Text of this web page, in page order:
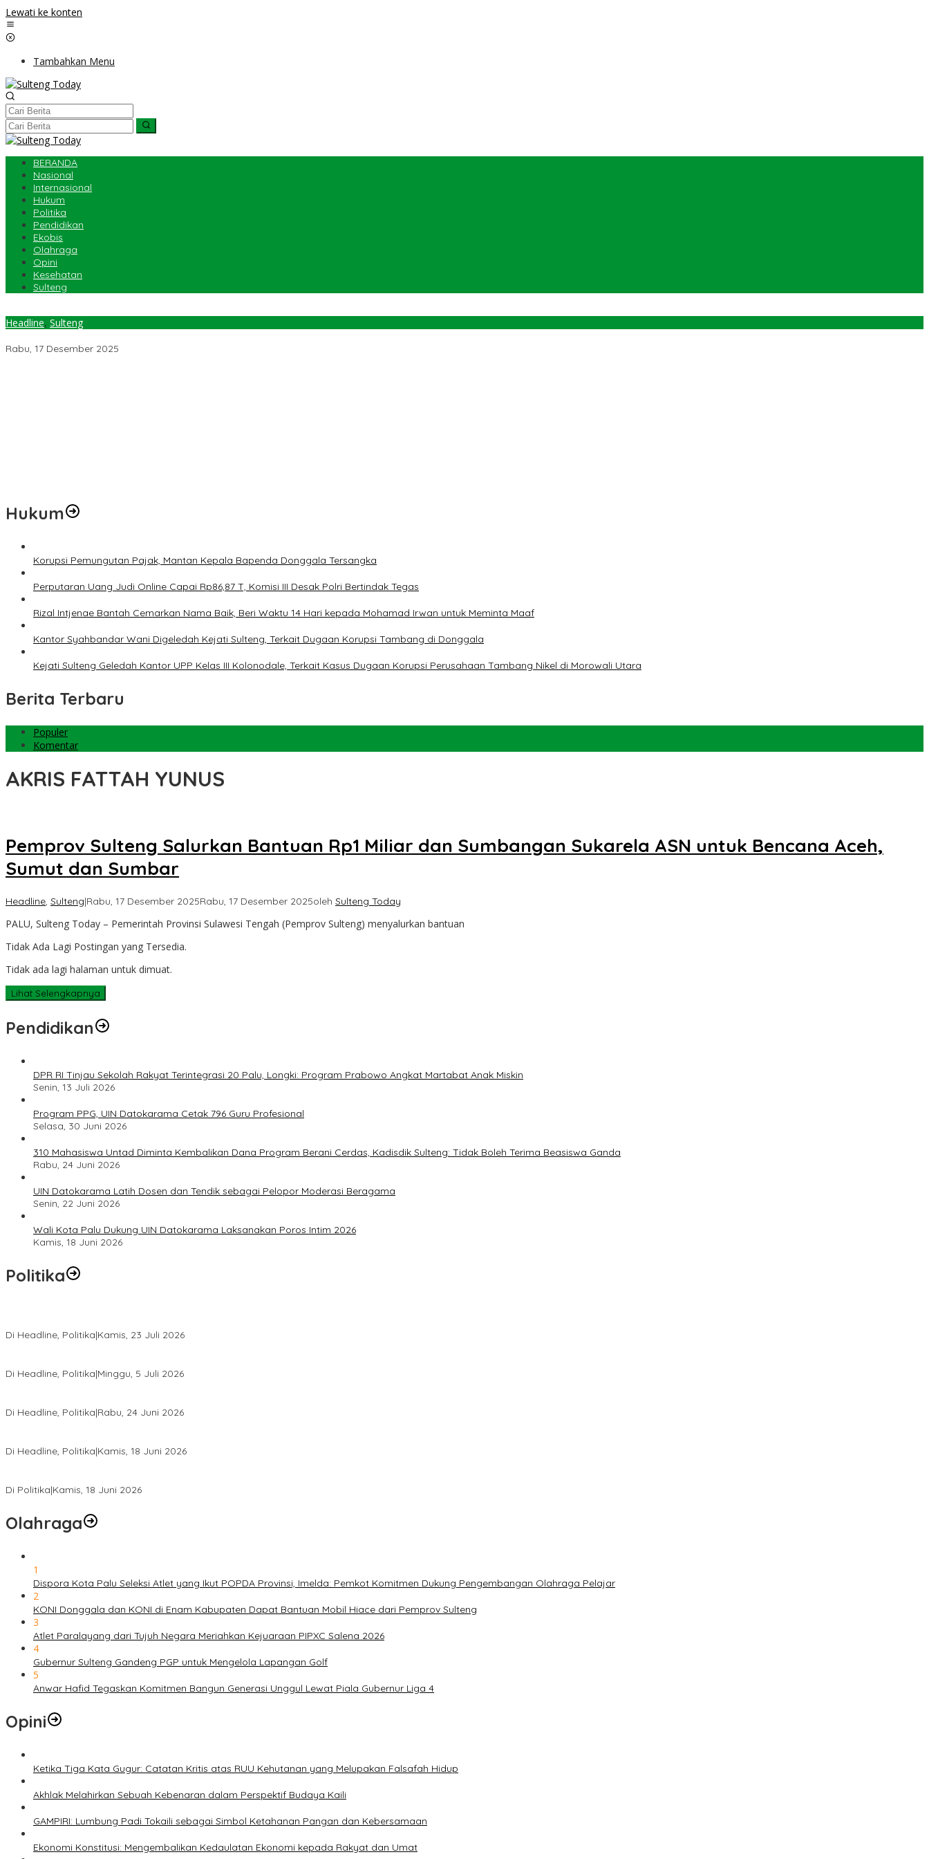
Lewati ke konten
Tambahkan Menu
BERANDA
Nasional
Internasional
Hukum
Politika
Pendidikan
Ekobis
Olahraga
Opini
Kesehatan
Sulteng
Headline, Sulteng
Rabu, 17 Desember 2025
Hukum
Korupsi Pemungutan Pajak, Mantan Kepala Bapenda Donggala Tersangka
Perputaran Uang Judi Online Capai Rp86,87 T, Komisi III Desak Polri Bertindak Tegas
Rizal Intjenae Bantah Cemarkan Nama Baik, Beri Waktu 14 Hari kepada Mohamad Irwan untuk Meminta Maaf
Kantor Syahbandar Wani Digeledah Kejati Sulteng, Terkait Dugaan Korupsi Tambang di Donggala
Kejati Sulteng Geledah Kantor UPP Kelas III Kolonodale, Terkait Kasus Dugaan Korupsi Perusahaan Tambang Nikel di Morowali Utara
Berita Terbaru
Populer
Komentar
AKRIS FATTAH YUNUS
Pemprov Sulteng Salurkan Bantuan Rp1 Miliar dan Sumbangan Sukarela ASN untuk Bencana Aceh,
Sumut dan Sumbar
Headline, Sulteng|Rabu, 17 Desember 2025Rabu, 17 Desember 2025oleh Sulteng Today
PALU, Sulteng Today – Pemerintah Provinsi Sulawesi Tengah (Pemprov Sulteng) menyalurkan bantuan
Tidak Ada Lagi Postingan yang Tersedia.
Tidak ada lagi halaman untuk dimuat.
Lihat Selengkapnya
Pendidikan
DPR RI Tinjau Sekolah Rakyat Terintegrasi 20 Palu, Longki: Program Prabowo Angkat Martabat Anak Miskin
Senin, 13 Juli 2026
Program PPG, UIN Datokarama Cetak 796 Guru Profesional
Selasa, 30 Juni 2026
310 Mahasiswa Untad Diminta Kembalikan Dana Program Berani Cerdas, Kadisdik Sulteng: Tidak Boleh Terima Beasiswa Ganda
Rabu, 24 Juni 2026
UIN Datokarama Latih Dosen dan Tendik sebagai Pelopor Moderasi Beragama
Senin, 22 Juni 2026
Wali Kota Palu Dukung UIN Datokarama Laksanakan Poros Intim 2026
Kamis, 18 Juni 2026
Politika
Di Headline, Politika|Kamis, 23 Juli 2026
Di Headline, Politika|Minggu, 5 Juli 2026
Di Headline, Politika|Rabu, 24 Juni 2026
Di Headline, Politika|Kamis, 18 Juni 2026
Di Politika|Kamis, 18 Juni 2026
Olahraga
1
Dispora Kota Palu Seleksi Atlet yang Ikut POPDA Provinsi, Imelda: Pemkot Komitmen Dukung Pengembangan Olahraga Pelajar
2
KONI Donggala dan KONI di Enam Kabupaten Dapat Bantuan Mobil Hiace dari Pemprov Sulteng
3
Atlet Paralayang dari Tujuh Negara Meriahkan Kejuaraan PIPXC Salena 2026
4
Gubernur Sulteng Gandeng PGP untuk Mengelola Lapangan Golf
5
Anwar Hafid Tegaskan Komitmen Bangun Generasi Unggul Lewat Piala Gubernur Liga 4
Opini
Ketika Tiga Kata Gugur: Catatan Kritis atas RUU Kehutanan yang Melupakan Falsafah Hidup
Akhlak Melahirkan Sebuah Kebenaran dalam Perspektif Budaya Kaili
GAMPIRI: Lumbung Padi Tokaili sebagai Simbol Ketahanan Pangan dan Kebersamaan
Ekonomi Konstitusi: Mengembalikan Kedaulatan Ekonomi kepada Rakyat dan Umat